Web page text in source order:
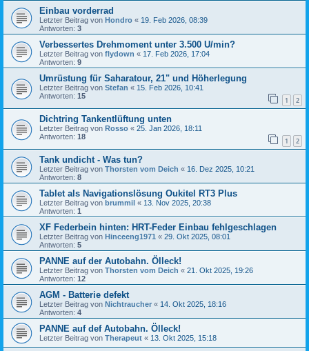
Einbau vorderrad
Letzter Beitrag von Hondro « 19. Feb 2026, 08:39
Antworten: 3
Verbessertes Drehmoment unter 3.500 U/min?
Letzter Beitrag von flydown « 17. Feb 2026, 17:04
Antworten: 9
Umrüstung für Saharatour, 21" und Höherlegung
Letzter Beitrag von Stefan « 15. Feb 2026, 10:41
Antworten: 15 1 2
Dichtring Tankentlüftung unten
Letzter Beitrag von Rosso « 25. Jan 2026, 18:11
Antworten: 18 1 2
Tank undicht - Was tun?
Letzter Beitrag von Thorsten vom Deich « 16. Dez 2025, 10:21
Antworten: 8
Tablet als Navigationslösung Oukitel RT3 Plus
Letzter Beitrag von brummil « 13. Nov 2025, 20:38
Antworten: 1
XF Federbein hinten: HRT-Feder Einbau fehlgeschlagen
Letzter Beitrag von Hinceeng1971 « 29. Okt 2025, 08:01
Antworten: 5
PANNE auf der Autobahn. Ölleck!
Letzter Beitrag von Thorsten vom Deich « 21. Okt 2025, 19:26
Antworten: 12
AGM - Batterie defekt
Letzter Beitrag von Nichtraucher « 14. Okt 2025, 18:16
Antworten: 4
PANNE auf def Autobahn. Ölleck!
Letzter Beitrag von Therapeut « 13. Okt 2025, 15:18